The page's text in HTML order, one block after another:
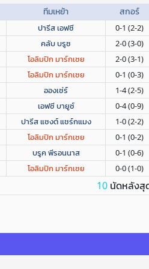
ทีมเหย้า สกอร์
ปารีส เอฟซี
0-1 (2-2)
คลับ บรูซ
2-0 (3-0)
โอลิมปิก มาร์กเซย
2-0 (3-1)
โอลิมปิก มาร์กเซย
0-1 (0-3)
อองเช่ร์
1-4 (2-5)
เอฟซี บายูซ์
0-4 (0-9)
ปารีส แซงต์ แชร์กแมง
1-0 (2-2)
โอลิมปิก มาร์กเซย
0-1 (0-2)
บรูค พีรอนนาส
0-1 (0-6)
โอลิมปิก มาร์กเซย 0-0 (1-0)
10 นัดหลังสุ